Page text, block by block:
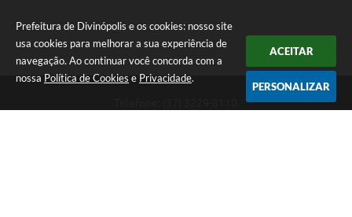
Prefeitura de Divinópolis e os cookies: nosso site
usa cookies para melhorar a sua experiência de
navegação. Ao continuar você concorda com a
nossa Política de Cookies e Privacidade.
ACEITAR
PERSONALIZAR